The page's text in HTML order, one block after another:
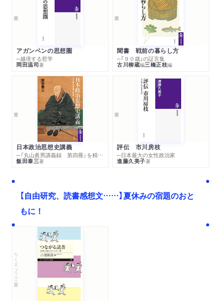
アガンベンの思想圏
─越境する哲学
岡田温司著
聞書 戦前の暮らし方
─「９０歳」の証言集
古川柳蔵編三橋正枝編
日本政治思想史講義
─『丸山眞男講義録 第四冊』を精読する
飯田泰三著
評伝 市川房枝
─日本最大の女性政治家
進藤久美子著
【自由研究、読書感想文……】夏休みの宿題のおと
もに！
ちくまプリマー新書